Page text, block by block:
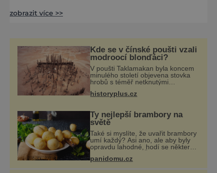
Na místě zbouraného pivovaru vzniklo v roce
dalších letech, nejvíce v období po vzniku
Československé republiky po roce 1918.
Vrchnostenský
zobrazit více >>
Kde se v čínské poušti vzali
modroocí blonďáci?
V poušti Taklamakan byla koncem
minulého století objevena stovka
hrobů s téměř netknutými
pohřbeni s úctou a četnými
historyplus.cz
Ty nejlepší brambory na
světě
Také si myslíte, že uvařit brambory
umí každý? Asi ano, ale aby byly
opravdu lahodné, hodí se některé
varné typy od A, tedy na saláty, po
panidomu.cz